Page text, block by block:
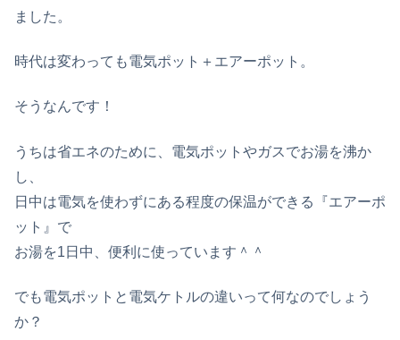
ました。
時代は変わっても電気ポット＋エアーポット。
そうなんです！
うちは省エネのために、電気ポットやガスでお湯を沸か
し、
日中は電気を使わずにある程度の保温ができる『エアーポ
ット』で
お湯を1日中、便利に使っています＾＾
でも電気ポットと電気ケトルの違いって何なのでしょう
か？